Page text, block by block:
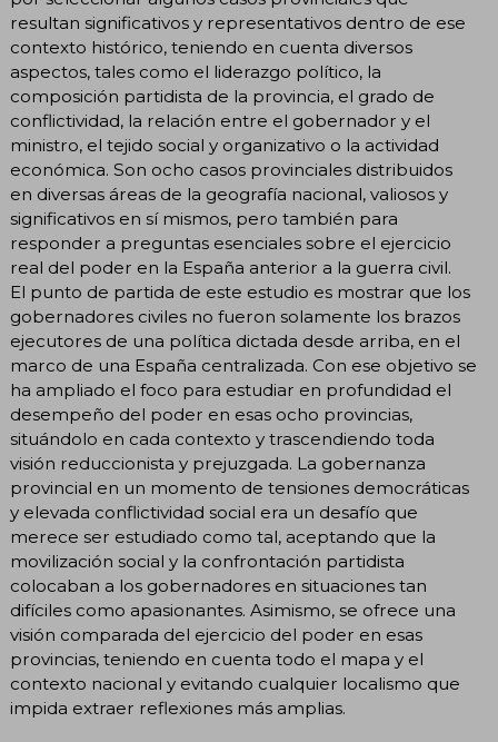
resultan significativos y representativos dentro de ese
contexto histórico, teniendo en cuenta diversos
aspectos, tales como el liderazgo político, la
composición partidista de la provincia, el grado de
conflictividad, la relación entre el gobernador y el
ministro, el tejido social y organizativo o la actividad
económica. Son ocho casos provinciales distribuidos
en diversas áreas de la geografía nacional, valiosos y
significativos en sí mismos, pero también para
responder a preguntas esenciales sobre el ejercicio
real del poder en la España anterior a la guerra civil.
El punto de partida de este estudio es mostrar que los
gobernadores civiles no fueron solamente los brazos
ejecutores de una política dictada desde arriba, en el
marco de una España centralizada. Con ese objetivo se
ha ampliado el foco para estudiar en profundidad el
desempeño del poder en esas ocho provincias,
situándolo en cada contexto y trascendiendo toda
visión reduccionista y prejuzgada. La gobernanza
provincial en un momento de tensiones democráticas
y elevada conflictividad social era un desafío que
merece ser estudiado como tal, aceptando que la
movilización social y la confrontación partidista
colocaban a los gobernadores en situaciones tan
difíciles como apasionantes. Asimismo, se ofrece una
visión comparada del ejercicio del poder en esas
provincias, teniendo en cuenta todo el mapa y el
contexto nacional y evitando cualquier localismo que
impida extraer reflexiones más amplias.